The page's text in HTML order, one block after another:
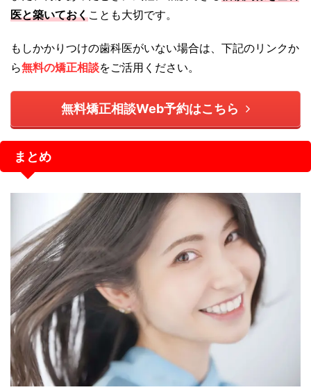
医と築いておくことも大切です。
もしかかりつけの歯科医がいない場合は、下記のリンクか
ら無料の矯正相談をご活用ください。
無料矯正相談Web予約はこちら
まとめ